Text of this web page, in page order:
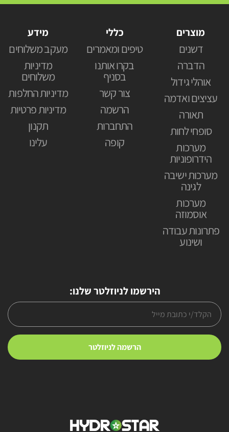
מוצרים
דשנים
הדברה
אוהלי גידול
עציצים ואדמה
תאורה
סופחי לחות
מערכות
הידרופוניות
מערכות ישיבה
לגינה
מערכות
אוסמוזה
פתרונות עבודה
ושינוע
כללי
טיפים ומאמרים
בקרו אותנו
בסניף
צור קשר
הרשמה
התחברות
קופה
מידע
מעקב משלוחים
מדיניות
משלוחים
מדיניות החלפות
מדיניות פרטיות
תקנון
עלינו
הירשמו לניוזלטר שלנו: